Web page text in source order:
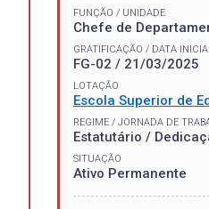
FUNÇÃO / UNIDADE
Chefe de
GRATIFICAÇÃO / DATA INICIAL
FG-02 / 21/03/2025
LOTAÇÃO
Escola Superior de
REGIME / JORNADA DE
Estatutário /
SITUAÇÃO
Ativo Permanente